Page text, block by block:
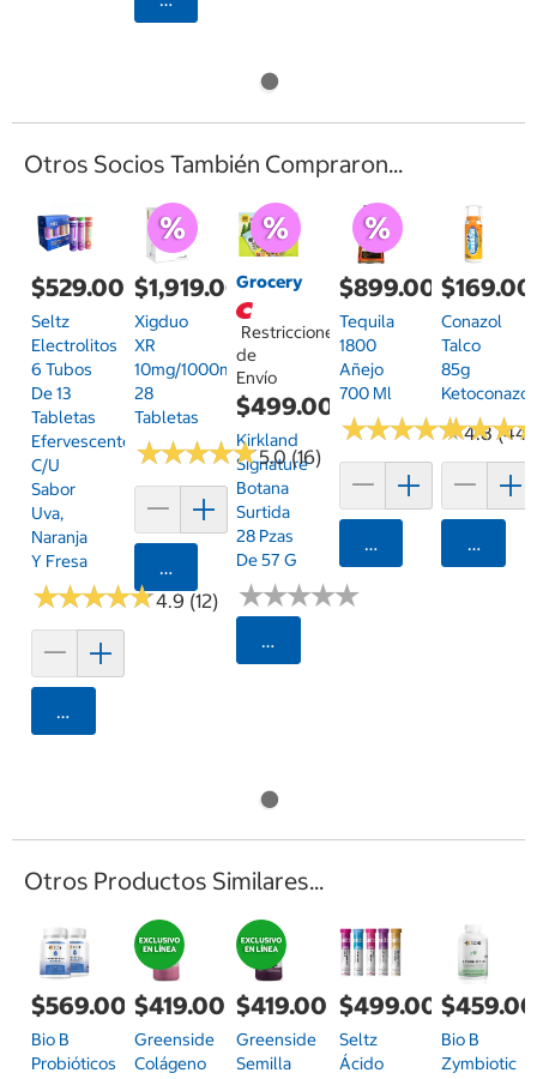
Otros Socios También Compraron...
$529.00
Seltz
Electrolitos
6 Tubos
De 13
Tabletas
Efervescentes
C/u
Sabor
Uva,
Naranja
Y Fresa
★★★★★
★★★★★4.9 (12)
Agregar
$1,919.00
Xigduo
XR
10mg/1000mg
28
Tabletas
★★★★★
★★★★★5.0 (16)
Agregar
Grocery
Restricciones
de
Envío
$499.00
Kirkland
Signature
Botana
Surtida
28 Pzas
De 57 G
★★★★★
★★★★★
Seleccionar Código Postal
$899.00
Tequila
1800
Añejo
700 Ml
★★★★★
★★★★★4.8 (44)
Agregar
$169.00
Conazol
Talco
85g
Ketoconazol
★★★
★★★
Otros Productos Similares...
$569.00
Bio B
Probióticos
$419.00
Greenside
Colágeno
$419.00
Greenside
Semilla
$499.00
Seltz
Ácido
$459.00
Bio B
Zymbiotic